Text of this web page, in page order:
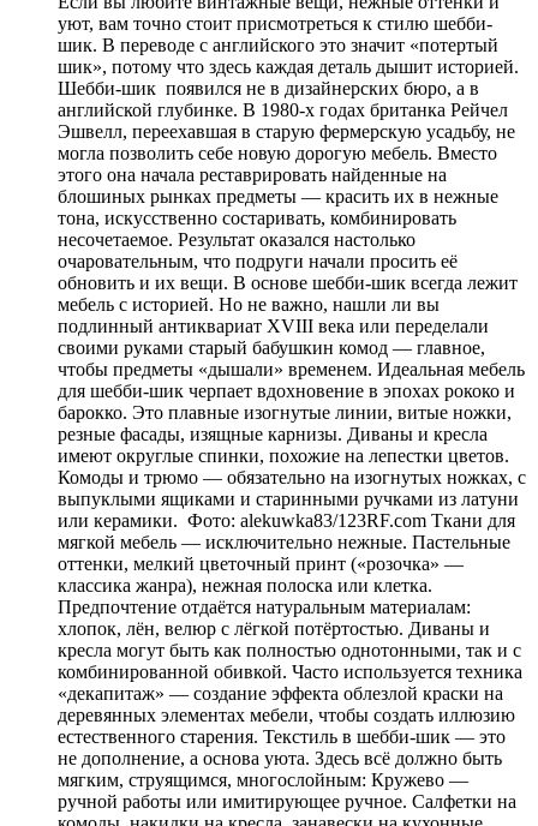
уют, вам точно стоит присмотреться к стилю шебби-
шик. В переводе с английского это значит «потертый
шик», потому что здесь каждая деталь дышит историей.
Шебби-шик появился не в дизайнерских бюро, а в
английской глубинке. В 1980-х годах британка Рейчел
Эшвелл, переехавшая в старую фермерскую усадьбу, не
могла позволить себе новую дорогую мебель. Вместо
этого она начала реставрировать найденные на
блошиных рынках предметы — красить их в нежные
тона, искусственно состаривать, комбинировать
несочетаемое. Результат оказался настолько
очаровательным, что подруги начали просить её
обновить и их вещи. В основе шебби-шик всегда лежит
мебель с историей. Но не важно, нашли ли вы
подлинный антиквариат XVIII века или переделали
своими руками старый бабушкин комод — главное,
чтобы предметы «дышали» временем. Идеальная мебель
для шебби-шик черпает вдохновение в эпохах рококо и
барокко. Это плавные изогнутые линии, витые ножки,
резные фасады, изящные карнизы. Диваны и кресла
имеют округлые спинки, похожие на лепестки цветов.
Комоды и трюмо — обязательно на изогнутых ножках, с
выпуклыми ящиками и старинными ручками из латуни
или керамики. Фото: alekuwka83/123RF.com Ткани для
мягкой мебель — исключительно нежные. Пастельные
оттенки, мелкий цветочный принт («розочка» —
классика жанра), нежная полоска или клетка.
Предпочтение отдаётся натуральным материалам:
хлопок, лён, велюр с лёгкой потёртостью. Диваны и
кресла могут быть как полностью однотонными, так и с
комбинированной обивкой. Часто используется техника
«декапитаж» — создание эффекта облезлой краски на
деревянных элементах мебели, чтобы создать иллюзию
естественного старения. Текстиль в шебби-шик — это
не дополнение, а основа уюта. Здесь всё должно быть
мягким, струящимся, многослойным: Кружево —
ручной работы или имитирующее ручное. Салфетки на